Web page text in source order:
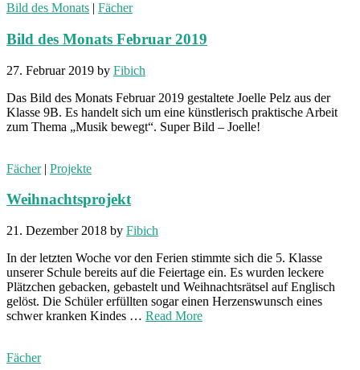
Bild des Monats | Fächer
Bild des Monats Februar 2019
27. Februar 2019 by Fibich
Das Bild des Monats Februar 2019 gestaltete Joelle Pelz aus der
Klasse 9B. Es handelt sich um eine künstlerisch praktische Arbeit
zum Thema „Musik bewegt“. Super Bild – Joelle!
Fächer| Projekte
Weihnachtsprojekt
21. Dezember 2018 by Fibich
In der letzten Woche vor den Ferien stimmte sich die 5. Klasse
unserer Schule bereits auf die Feiertage ein. Es wurden leckere
Plätzchen gebacken, gebastelt und Weihnachtsrätsel auf Englisch
gelöst. Die Schüler erfüllten sogar einen Herzenswunsch eines
schwer kranken Kindes … Read More
Fächer